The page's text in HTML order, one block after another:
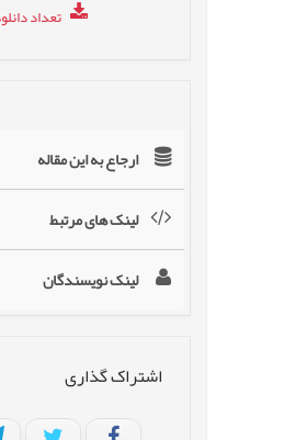
تعداد
ارجاع به این مقاله
لینک های مرتبط
لینک نویسندگان
اشتراک گذاری